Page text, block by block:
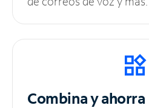
Combina y ahorra